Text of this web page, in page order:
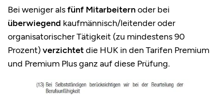
Bei weniger alsfünf Mitarbeiternoder bei
überwiegend kaufmännisch/leitender oder
organisatorischer Tätigkeit (zu mindestens 90
Prozent)verzichtetdie HUK in den Tarifen Premium
und Premium Plus ganz auf diese Prüfung.